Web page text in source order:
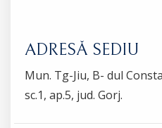
ADRESĂ SEDIU
Mun. Tg-Jiu, B- dul
sc.1, ap.5, jud. Gorj.